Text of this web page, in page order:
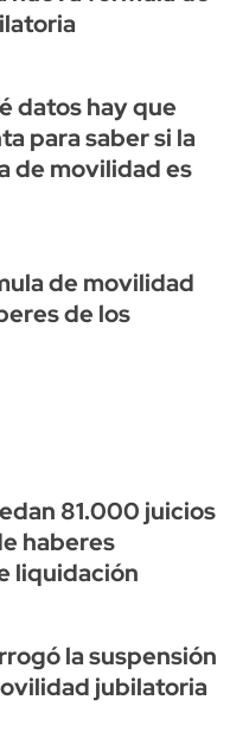
datos hay que
para saber si la
de movilidad es
de movilidad
de los
81.000 juicios
haberes
liquidación
la suspensión
jubilatoria